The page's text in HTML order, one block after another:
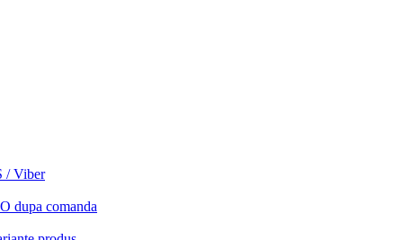
/ Viber
dupa comanda